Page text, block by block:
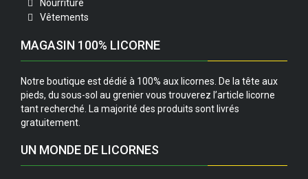
Nourriture
Vêtements
MAGASIN 100% LICORNE
Notre boutique est dédié à 100% aux licornes. De la tête aux
pieds, du sous-sol au grenier vous trouverez l’article licorne
tant recherché. La majorité des produits sont livrés
gratuitement.
UN MONDE DE LICORNES